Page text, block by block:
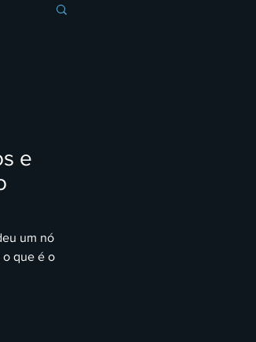
e
um nó
o que é o